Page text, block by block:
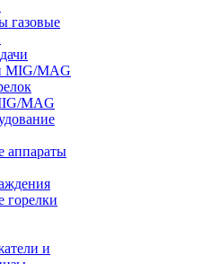
газовые
MIG/MAG
MAG
аппараты
горелки
и